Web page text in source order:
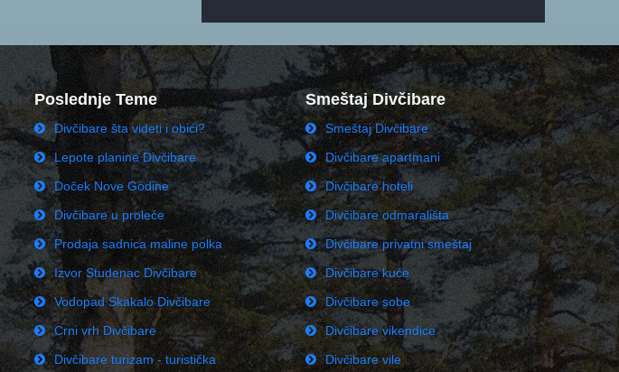
Poslednje Teme
Divčibare šta videti i obići?
Lepote planine Divčibare
Doček Nove Godine
Divčibare u proleće
Prodaja sadnica maline polka
Izvor Studenac Divčibare
Vodopad Skakalo Divčibare
Crni vrh Divčibare
Divčibare turizam - turistička
Smeštaj Divčibare
Smeštaj Divčibare
Divčibare apartmani
Divčibare hoteli
Divčibare odmarališta
Divčibare privatni smeštaj
Divčibare kuće
Divčibare sobe
Divčibare vikendice
Divčibare vile